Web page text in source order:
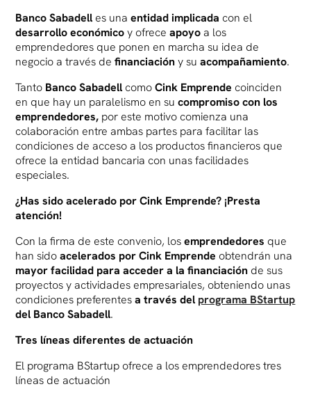
Banco Sabadell es unaentidad implicada con el
desarrollo económicoy ofreceapoyo a los
emprendedores que ponen en marcha su idea de
negocio a través definanciacióny suacompañamiento.
Tanto Banco Sabadell comoCink Emprende coinciden
en que hay un paralelismo en sucompromiso con los
emprendedores, por este motivo comienza una
colaboración entre ambas partes para facilitar las
condiciones de acceso a los productos financieros que
ofrece la entidad bancaria con unas facilidades
especiales.
¿Has sido acelerado por Cink Emprende? ¡Presta
atención!
Con la firma de este convenio, losemprendedores que
han sidoacelerados por Cink Emprende obtendrán una
mayor facilidad para acceder a la financiación de sus
proyectos y actividades empresariales, obteniendo unas
condiciones preferentesa través del programa BStartup
del Banco Sabadell.
Tres líneas diferentes de actuación
El programa BStartup ofrece a los emprendedores tres
líneas de actuación